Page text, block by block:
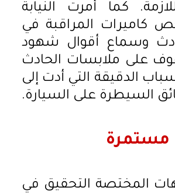
كما أمرت النيابة
كاميرات المراقبة في
وسماع أقوال شهود
على ملابسات الحادث
الدقيقة التي أدت إلى
السيطرة على السيارة.
مستمرة
المختصة التحقيق في